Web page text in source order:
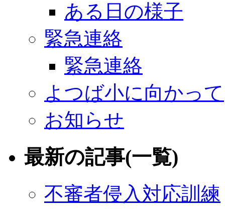
ある日の様子
緊急連絡
緊急連絡
よつば小に向かって
お知らせ
最新の記事(一覧)
不審者侵入対応訓練